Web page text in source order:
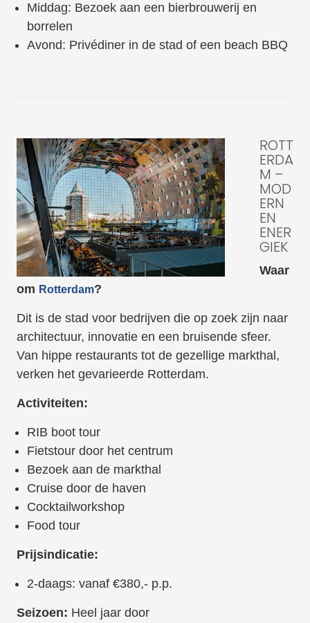
Middag: Bezoek aan een bierbrouwerij en
borrelen
Avond: Privédiner in de stad of een beach BBQ
ROTT
ERDA
M –
MOD
ERN
EN
ENER
GIEK
Waar
om Rotterdam?
Dit is de stad voor bedrijven die op zoek zijn naar
architectuur, innovatie en een bruisende sfeer.
Van hippe restaurants tot de gezellige markthal,
verken het gevarieerde Rotterdam.
Activiteiten:
RIB boot tour
Fietstour door het centrum
Bezoek aan de markthal
Cruise door de haven
Cocktailworkshop
Food tour
Prijsindicatie:
2-daags: vanaf €380,- p.p.
Seizoen: Heel jaar door